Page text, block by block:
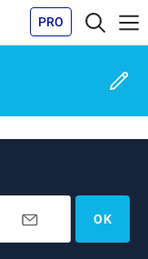
PRO
OK